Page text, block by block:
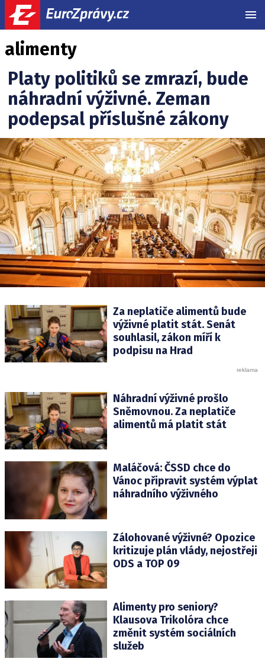
alimenty
Platy politiků se zmrazí, bude
náhradní výživné. Zeman
podepsal příslušné zákony
Za neplatiče alimentů bude
výživné platit stát. Senát
souhlasil, zákon míří k
podpisu na Hrad
Náhradní výživné prošlo
Sněmovnou. Za neplatiče
alimentů má platit stát
Maláčová: ČSSD chce do
Vánoc připravit systém výplat
náhradního výživného
Zálohované výživné? Opozice
kritizuje plán vlády, nejostřeji
ODS a TOP 09
Alimenty pro seniory?
Klausova Trikolóra chce
změnit systém sociálních
služeb